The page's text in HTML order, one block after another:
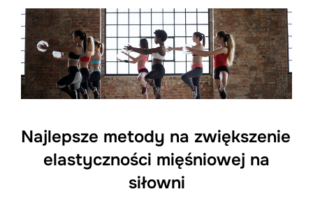
Najlepsze metody na zwiększenie
elastyczności mięśniowej na
siłowni